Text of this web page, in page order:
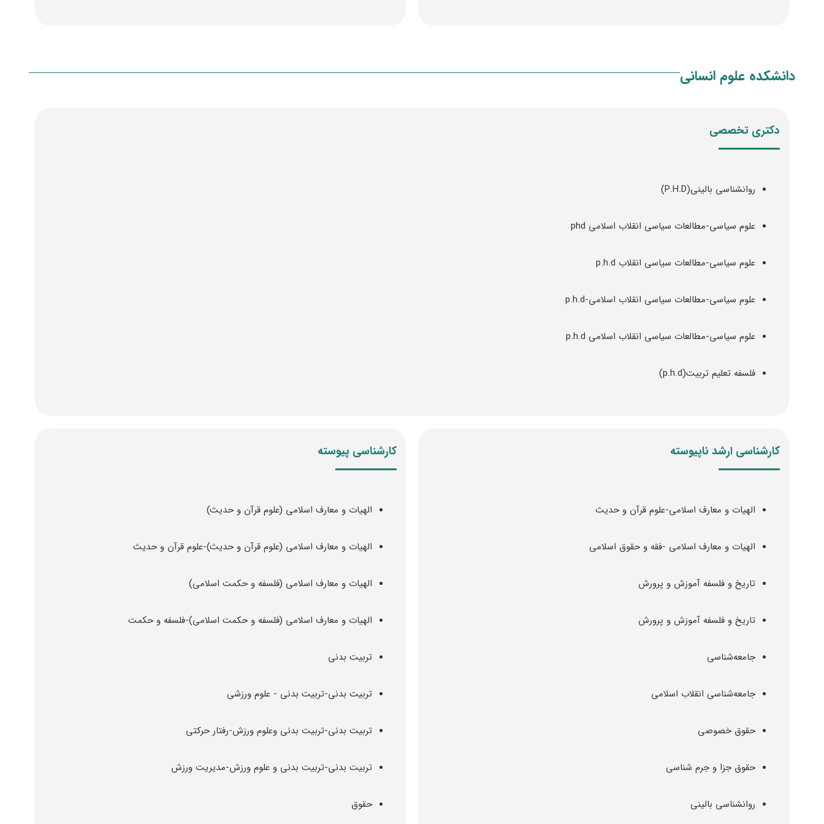
دانشکده علوم انسانی
دکتری تخصصی
روانشناسی بالینی(P.H.D)
علوم سیاسی-مطالعات سیاسی انقلاب اسلامی phd
علوم سیاسی-مطالعات سیاسی انقلاب p.h.d
علوم سیاسی-مطالعات سیاسی انقلاب اسلامی-p.h.d
علوم سیاسی-مطالعات سیاسی انقلاب اسلامی p.h.d
فلسفه تعلیم تربیت(p.h.d)
کارشناسی ارشد ناپیوسته
الهیات و معارف اسلامی-علوم قرآن و حدیث
الهیات و معارف اسلامی -فقه و حقوق اسلامی
تاریخ و فلسفه آموزش و پرورش
تاریخ و فلسفه آموزش و پرورش
جامعه‌شناسی
جامعه‌شناسی انقلاب اسلامی
حقوق خصوصی
حقوق جزا و جرم شناسی
روانشناسی بالینی
کارشناسی پیوسته
الهیات و معارف اسلامی (علوم قرآن و حدیث)
الهیات و معارف اسلامی (علوم قرآن و حدیث)-علوم قرآن و حدیث
الهیات و معارف اسلامی (فلسفه و حکمت اسلامی)
الهیات و معارف اسلامی (فلسفه و حکمت اسلامی)-فلسفه و حکمت
تربیت بدنی
تربیت بدنی-تربیت بدنی - علوم ورزشی
تربیت بدنی-تربیت بدنی وعلوم ورزش-رفتار حرکتی
تربیت بدنی-تربیت بدنی و علوم ورزش-مدیریت ورزش
حقوق